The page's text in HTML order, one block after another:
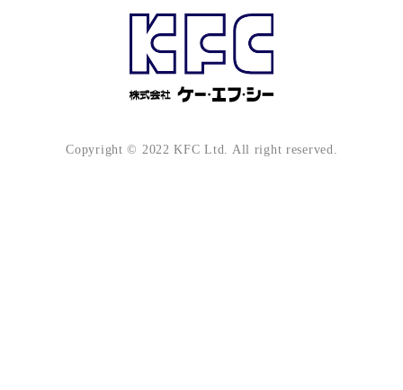
Copyright © 2022 KFC Ltd. All right reserved.